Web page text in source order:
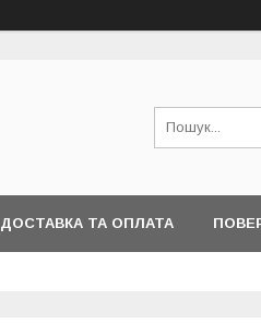
ДОСТАВКА ТА ОПЛАТА